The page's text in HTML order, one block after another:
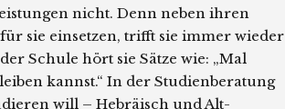
nicht. Denn neben ihren
sie einsetzen, trifft sie immer wieder
Schule hört sie Sätze wie: „Mal
kannst.“ In der Studienberatung
will – Hebräisch und Alt-